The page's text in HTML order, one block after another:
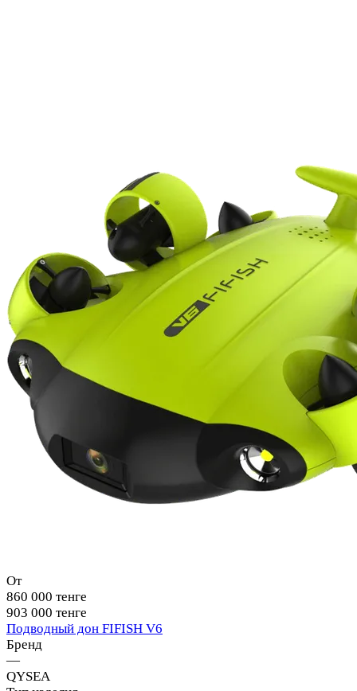
От
860 000 тенге
903 000 тенге
Подводный дон FIFISH V6
Бренд
—
QYSEA